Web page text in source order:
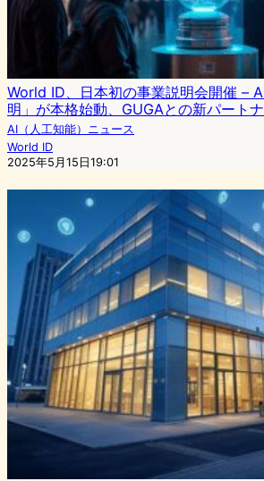
World ID、日本初の事業説明会開催 –
明」が本格始動、GUGAとの新パート
AI（人工知能）ニュース
World ID
2025年5月15日19:01